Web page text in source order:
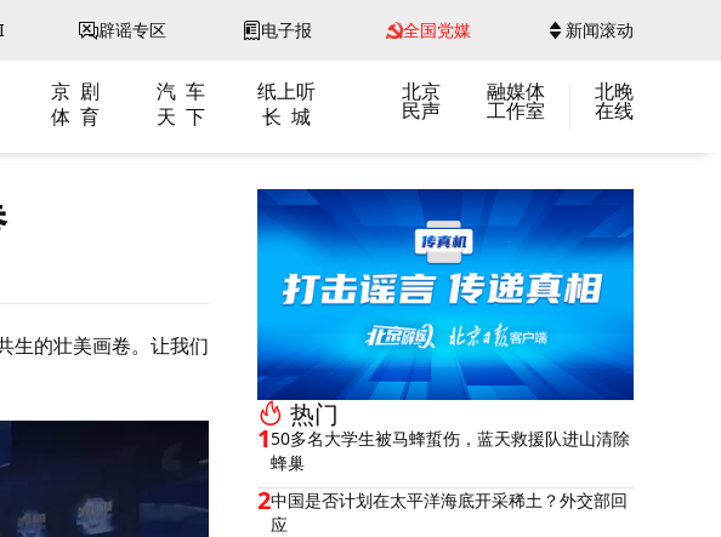
辟谣专区 电子报 全国党媒 新闻滚动
京 剧 汽 车
纸上听
体 育 天 下 长 城
北京
民声
融媒体
工作室
北晚
在线
生的壮美画卷。让我们
热门
150多名大学生被马蜂蜇伤，蓝天救援队进山清除
蜂巢
2中国是否计划在太平洋海底开采稀土？外交部回
应